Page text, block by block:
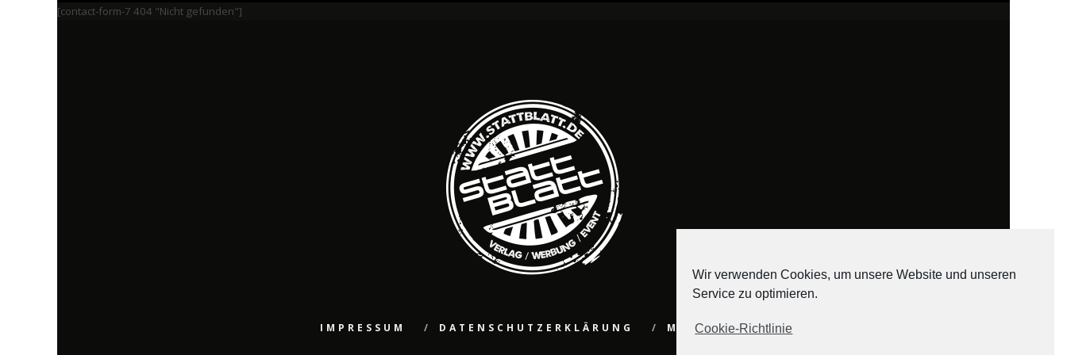
[contact-form-7 404 "Nicht gefunden"]
IMPRESSUM DATENSCHUTZERKLÄRUNG MEDIADATEN
Wir verwenden Cookies, um unsere Website und unseren
Service zu optimieren.
Cookie-Richtlinie